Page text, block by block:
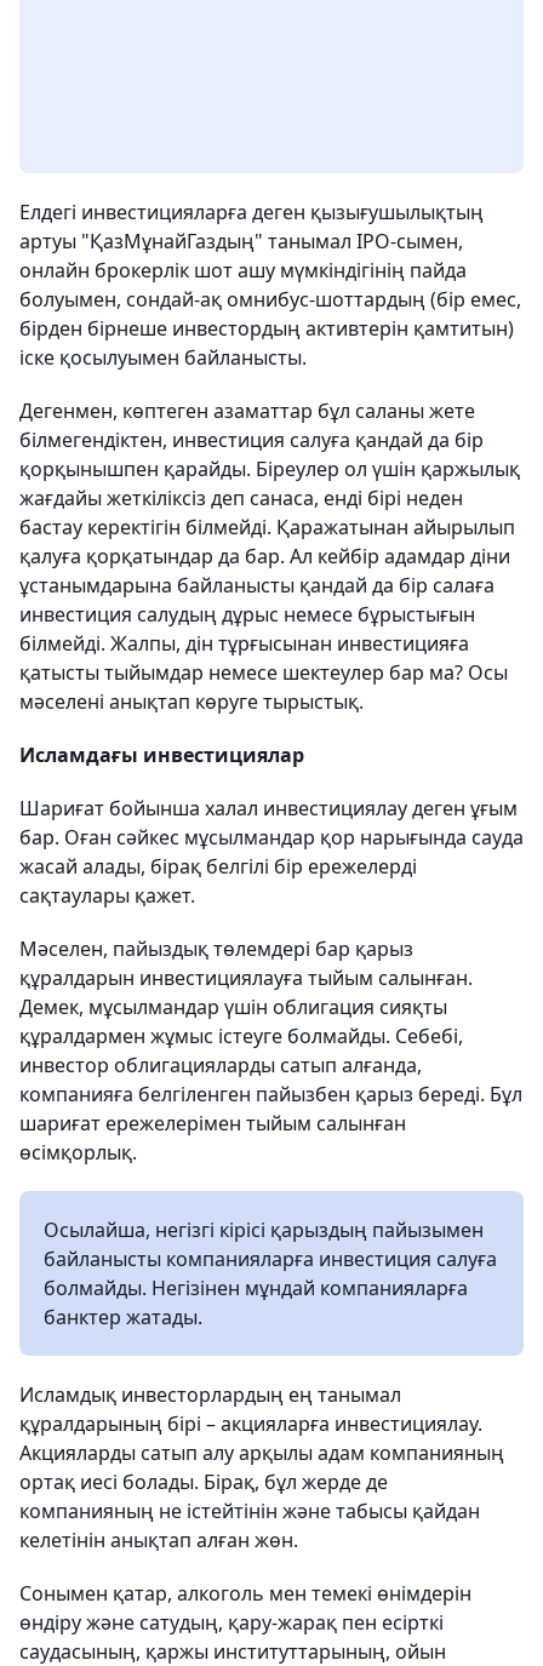
Елдегі инвестицияларға деген қызығушылықтың
артуы "ҚазМұнайГаздың" танымал IPO-сымен,
онлайн брокерлік шот ашу мүмкіндігінің пайда
болуымен, сондай-ақ омнибус-шоттардың (бір емес,
бірден бірнеше инвестордың активтерін қамтитын)
іске қосылуымен байланысты.
Дегенмен, көптеген азаматтар бұл саланы жете
білмегендіктен, инвестиция салуға қандай да бір
қорқынышпен қарайды. Біреулер ол үшін қаржылық
жағдайы жеткіліксіз деп санаса, енді бірі неден
бастау керектігін білмейді. Қаражатынан айырылып
қалуға қорқатындар да бар. Ал кейбір адамдар діни
ұстанымдарына байланысты қандай да бір салаға
инвестиция салудың дұрыс немесе бұрыстығын
білмейді. Жалпы, дін тұрғысынан инвестицияға
қатысты тыйымдар немесе шектеулер бар ма? Осы
мәселені анықтап көруге тырыстық.
Исламдағы инвестициялар
Шариғат бойынша халал инвестициялау деген ұғым
бар. Оған сәйкес мұсылмандар қор нарығында сауда
жасай алады, бірақ белгілі бір ережелерді
сақтаулары қажет.
Мәселен, пайыздық төлемдері бар қарыз
құралдарын инвестициялауға тыйым салынған.
Демек, мұсылмандар үшін облигация сияқты
құралдармен жұмыс істеуге болмайды. Себебі,
инвестор облигацияларды сатып алғанда,
компанияға белгіленген пайызбен қарыз береді. Бұл
шариғат ережелерімен тыйым салынған
өсімқорлық.
Осылайша, негізгі кірісі қарыздың пайызымен
байланысты компанияларға инвестиция салуға
болмайды. Негізінен мұндай компанияларға
банктер жатады.
Исламдық инвесторлардың ең танымал
құралдарының бірі – акцияларға инвестициялау.
Акцияларды сатып алу арқылы адам компанияның
ортақ иесі болады. Бірақ, бұл жерде де
компанияның не істейтінін және табысы қайдан
келетінін анықтап алған жөн.
Сонымен қатар, алкоголь мен темекі өнімдерін
өндіру және сатудың, қару-жарақ пен есірткі
саудасының, қаржы институттарының, ойын